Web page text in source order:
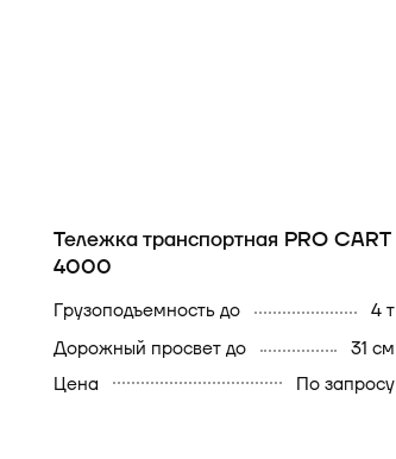
Тележка транспортная PRO CART
4000
Грузоподъемность до
4 т
Дорожный просвет до
31 см
Цена
По запросу